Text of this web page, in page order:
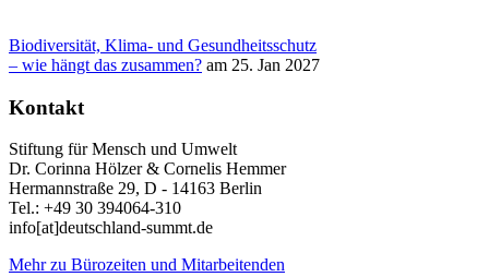
Biodiversität, Klima- und Gesundheitsschutz
– wie hängt das zusammen? am 25. Jan 2027
Kontakt
Stiftung für Mensch und Umwelt
Dr. Corinna Hölzer & Cornelis Hemmer
Hermannstraße 29, D - 14163 Berlin
Tel.: +49 30 394064-310
info[at]deutschland-summt.de
Mehr zu Bürozeiten und Mitarbeitenden